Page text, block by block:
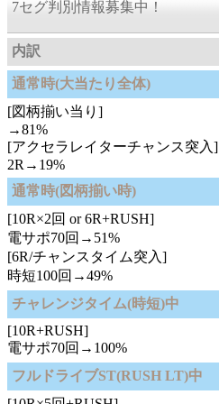
7セグ判別情報募集中！
内訳
通常時(大当たり全体)
[図柄揃い当り]
→81%
[アクセラレイターチャンス突入]
2R→19%
通常時(図柄揃い時)
[10R×2回 or 6R+RUSH]
電サポ70回→51%
[6R/チャンスタイム突入]
時短100回→49%
チャレンジタイム(時短)中
[10R+RUSH]
電サポ70回→100%
フルドライブST(RUSH LT)中